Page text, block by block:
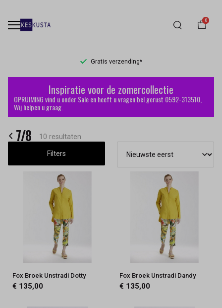
0
Gratis verzending*
7/8
Keskusta
Inspiratie voor de zomercollectie
OPRUIMING vind u onder Sale en heeft u vragen bel gerust 0592-313510,
Wij helpen u graag.
7/8 10 resultaten
Filters
Fox Broek Unstradi Dotty
€ 135,00
Fox Broek Unstradi Dandy
€ 135,00